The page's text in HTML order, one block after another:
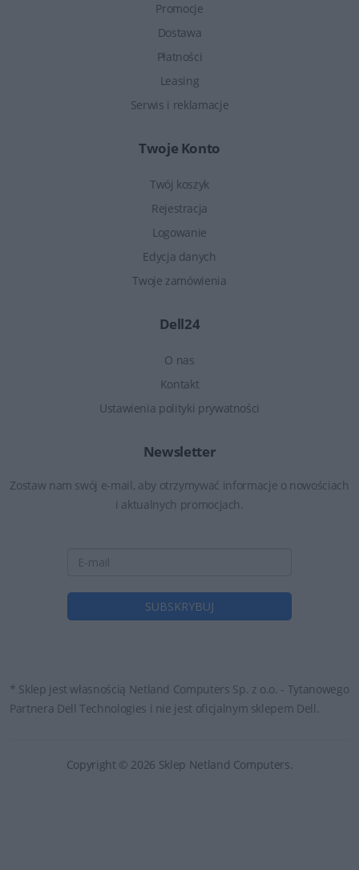
Promocje
Dostawa
Płatności
Leasing
Serwis i reklamacje
Twoje Konto
Twój koszyk
Rejestracja
Logowanie
Edycja danych
Twoje zamówienia
Dell24
O nas
Kontakt
Ustawienia polityki prywatności
Newsletter
Zostaw nam swój e-mail, aby otrzymywać informacje o nowościach
i aktualnych promocjach.
* Sklep jest własnością Netland Computers Sp. z o.o. - Tytanowego
Partnera Dell Technologies i nie jest oficjalnym sklepem Dell.
Copyright © 2026 Sklep Netland Computers.